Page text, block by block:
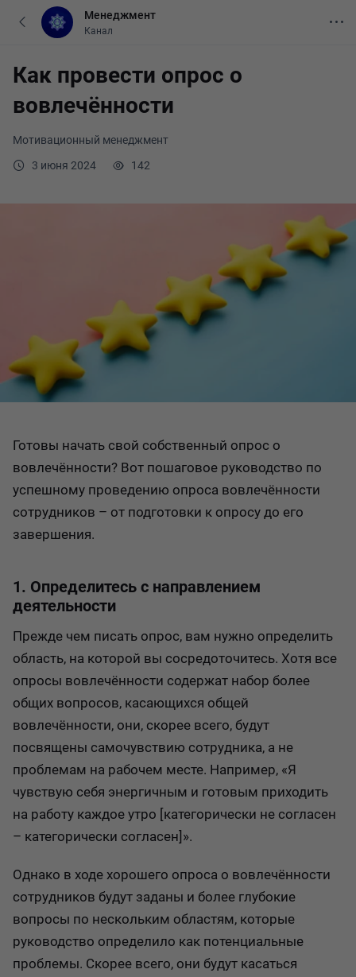
Мотивационный менеджмент
3 июня 2024
142
Как провести опрос о
вовлечённости
Готовы начать свой собственный опрос о
вовлечённости? Вот пошаговое руководство по
успешному проведению опроса вовлечённости
сотрудников – от подготовки к опросу до его
завершения.
1. Определитесь с направлением
деятельности
Прежде чем писать опрос, вам нужно определить
область, на которой вы сосредоточитесь. Хотя все
опросы вовлечённости содержат набор более
общих вопросов, касающихся общей
вовлечённости, они, скорее всего, будут
посвящены самочувствию сотрудника, а не
проблемам на рабочем месте. Например, «Я
чувствую себя энергичным и готовым приходить
на работу каждое утро [категорически не согласен
– категорически согласен]».
Однако в ходе хорошего опроса о вовлечённости
сотрудников будут заданы и более глубокие
вопросы по нескольким областям, которые
руководство определило как потенциальные
проблемы. Скорее всего, они будут касаться
Менеджмент
Канал